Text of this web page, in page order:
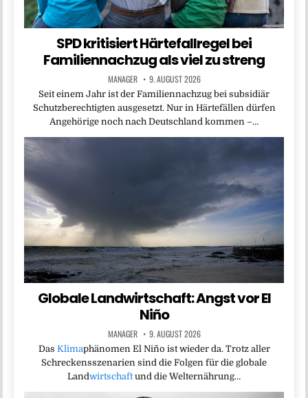
SPD kritisiert Härtefallregel bei
Familiennachzug als viel zu streng
MANAGER 9. AUGUST 2026
Seit einem Jahr ist der Familiennachzug bei subsidiär
Schutzberechtigten ausgesetzt. Nur in Härtefällen dürfen
Angehörige noch nach Deutschland kommen –…
Globale Landwirtschaft: Angst vor El
Niño
MANAGER 9. AUGUST 2026
Das Klimaphänomen El Niño ist wieder da. Trotz aller
Schreckensszenarien sind die Folgen für die globale
Landwirtschaftund die Welternährung…